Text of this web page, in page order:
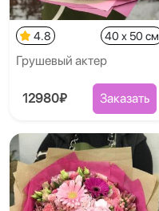
4.8 40 x 50 см
Грушевый актер
12980₽ Заказать